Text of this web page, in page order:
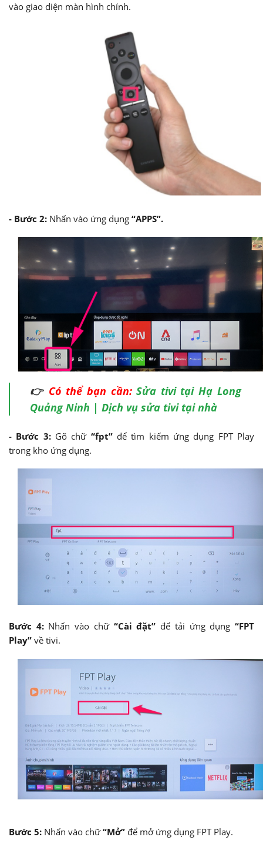
vào giao diện màn hình chính.
- Bước 2: Nhấn vào ứng dụng “APPS”.
👉 Có thể bạn cần: Sửa tivi tại Hạ Long
Quảng Ninh | Dịch vụ sửa tivi tại nhà
- Bước 3: Gõ chữ “fpt”để tìm kiếm ứng dụng FPT Play
trong kho ứng dụng.
Bước 4: Nhấn vào chữ “Cài đặt” để tải ứng dụng“FPT
Play” về tivi.
Bước 5: Nhấn vào chữ“Mở” để mở ứng dụng FPT Play.